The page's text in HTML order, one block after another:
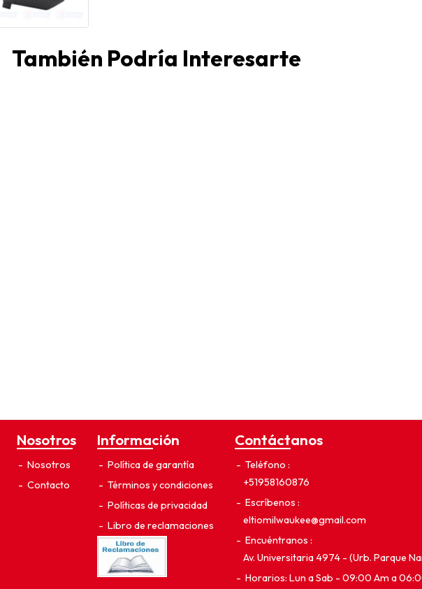
También Podría Interesarte
Nosotros
Nosotros
Contacto
Información
Política de garantía
Términos y condiciones
Políticas de privacidad
Libro de reclamaciones
Contáctanos
Teléfono
+51958160876
Escríbenos
eltiomilwaukee@gmail.com
Encuéntranos
Av. Universitaria 4974 - (Urb. Parque
Horarios: Lun a Sab - 09:00 Am a